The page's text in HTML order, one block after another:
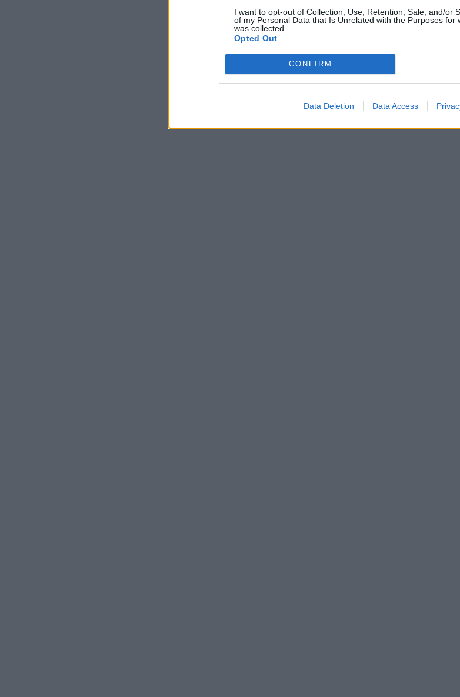
I want to opt-out of Collection, Use, Retention, Sale, and/or
of my Personal Data that Is Unrelated with the Purposes for
was collected.
Opted Out
CONFIRM
Data Deletion Data Access